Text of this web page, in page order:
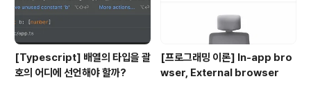
[Typescript] 배열의 타입을 괄
호의 어디에 선언해야 할까?
[프로그래밍 이론] In-app bro
wser, External browser